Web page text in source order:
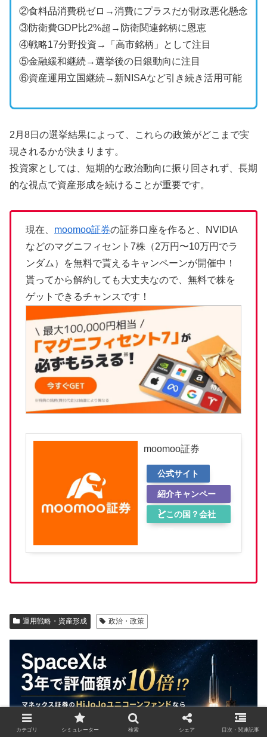
②食料品消費税ゼロ→消費にプラスだが財政悪化懸念
③防衛費GDP比2%超→防衛関連銘柄に恩恵
④戦略17分野投資→「高市銘柄」として注目
⑤金融緩和継続→選挙後の日銀動向に注目
⑥資産運用立国継続→新NISAなど引き続き活用可能
2月8日の選挙結果によって、これらの政策がどこまで実
現されるかが決まります。
投資家としては、短期的な政治動向に振り回されず、長期
的な視点で資産形成を続けることが重要です。
現在、 moomoo証券の証券口座を作ると、NVIDIA
などのマグニフィセント7株（2万円〜10万円でラ
ンダム）を無料で貰えるキャンペーンが開催中！
貰ってから解約しても大丈夫なので、無料で株を
ゲットできるチャンスです！
moomoo証券
公式サイト
紹介キャンペー
ン
どこの国？会社
運用戦略・資産形成 政治・政策
カテゴリ シミュレーター 検索 シェア 目次・関連記事